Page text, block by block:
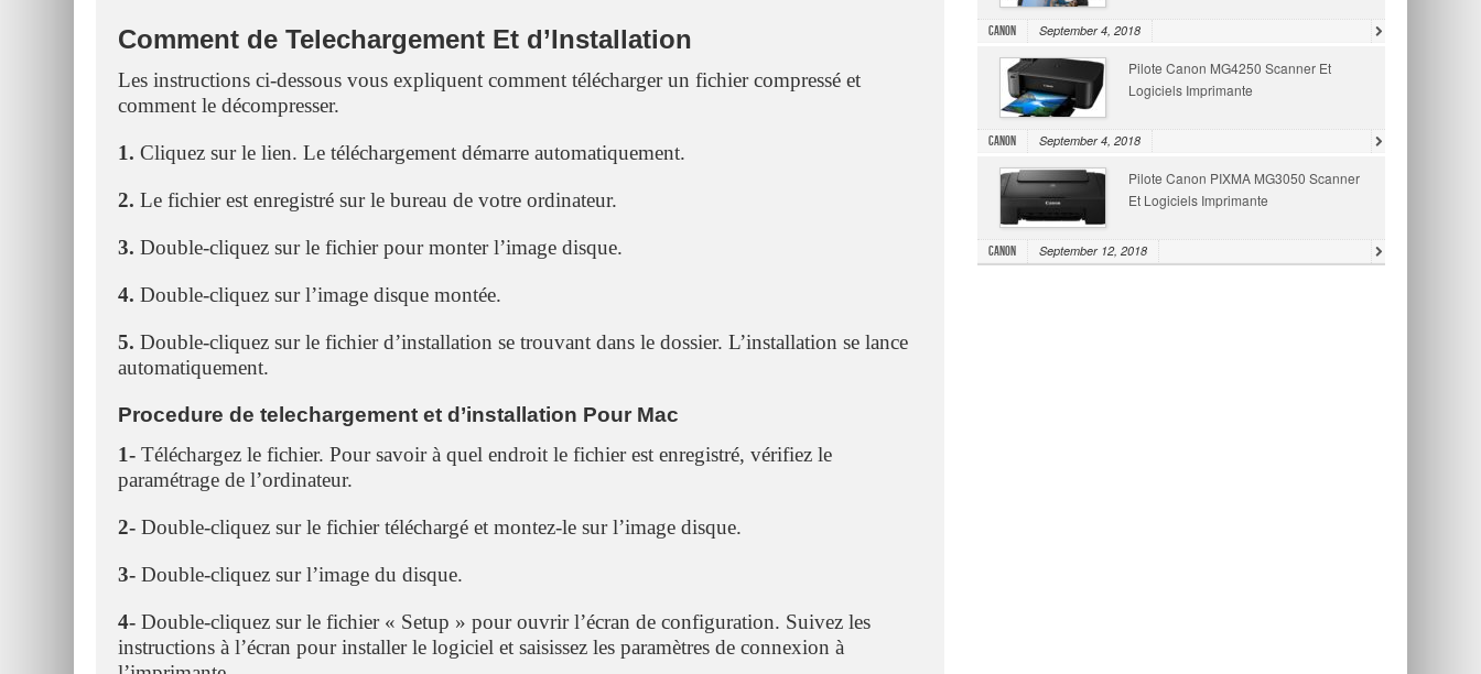
Comment de Telechargement Et d’Installation
Les instructions ci-dessous vous expliquent comment télécharger un fichier compressé et
comment le décompresser.
1. Cliquez sur le lien. Le téléchargement démarre automatiquement.
2. Le fichier est enregistré sur le bureau de votre ordinateur.
3. Double-cliquez sur le fichier pour monter l’image disque.
4. Double-cliquez sur l’image disque montée.
5. Double-cliquez sur le fichier d’installation se trouvant dans le dossier. L’installation se lance
automatiquement.
Procedure de telechargement et d’installation Pour Mac
1- Téléchargez le fichier. Pour savoir à quel endroit le fichier est enregistré, vérifiez le
paramétrage de l’ordinateur.
2- Double-cliquez sur le fichier téléchargé et montez-le sur l’image disque.
3- Double-cliquez sur l’image du disque.
4- Double-cliquez sur le fichier « Setup » pour ouvrir l’écran de configuration. Suivez les
instructions à l’écran pour installer le logiciel et saisissez les paramètres de connexion à
Canon September 4, 2018
Pilote Canon MG4250 Scanner Et
Logiciels Imprimante
Canon September 4, 2018
Pilote Canon PIXMA MG3050 Scanner
Et Logiciels Imprimante
Canon September 12, 2018